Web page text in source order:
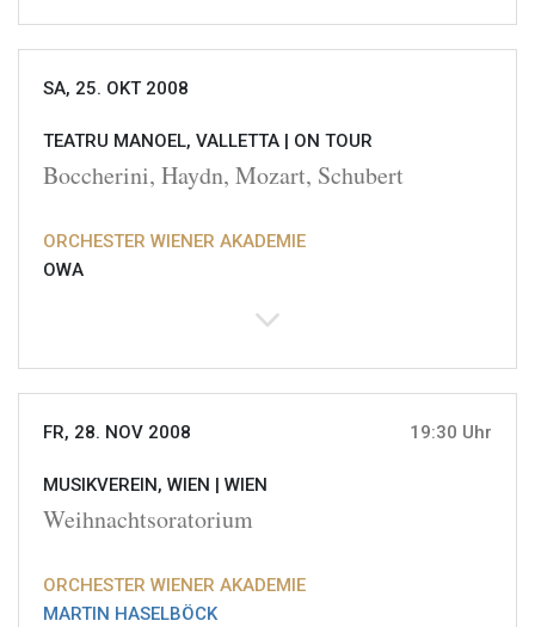
SA, 25. OKT 2008
TEATRU MANOEL, VALLETTA | ON TOUR
Boccherini, Haydn, Mozart, Schubert
ORCHESTER WIENER AKADEMIE
OWA
FR, 28. NOV 2008 19:30 Uhr
MUSIKVEREIN, WIEN | WIEN
Weihnachtsoratorium
ORCHESTER WIENER AKADEMIE
MARTIN HASELBÖCK